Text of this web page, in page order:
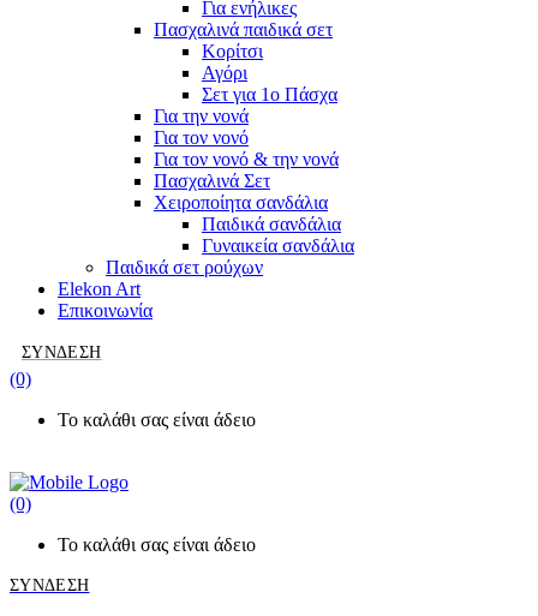
Για ενήλικες
Πασχαλινά παιδικά σετ
Κορίτσι
Αγόρι
Σετ για 1ο Πάσχα
Για την νονά
Για τον νονό
Για τον νονό & την νονά
Πασχαλινά Σετ
Χειροποίητα σανδάλια
Παιδικά σανδάλια
Γυναικεία σανδάλια
Παιδικά σετ ρούχων
Elekon Art
Επικοινωνία
ΣΎΝΔΕΣΗ
(0)
Το καλάθι σας είναι άδειο
(0)
Το καλάθι σας είναι άδειο
ΣΎΝΔΕΣΗ